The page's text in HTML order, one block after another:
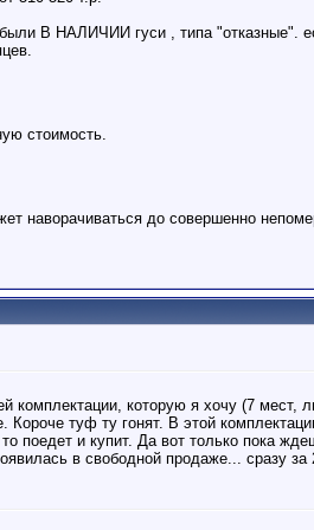
В НАЛИЧИИ гуси , типа "отказные".
стоимость.
наворачиваться до совершенно
комплектации, которую я хочу (7 мест,
туф ту гонят. В этой
поедет и купит. Да вот только пока
в свободной продаже... сразу